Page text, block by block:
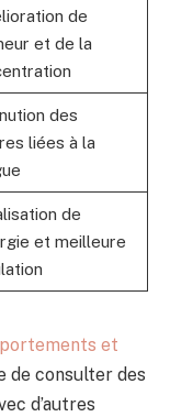
de
et de la
des
liées à la
de
et meilleure
et
de consulter des
d’autres